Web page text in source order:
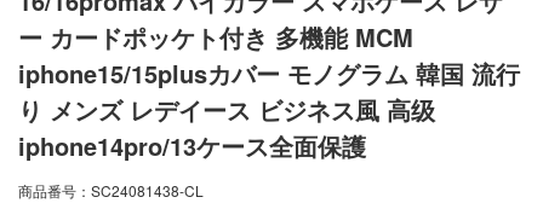
ー カードポッケト付き 多機能 MCM
iphone15/15plusカバー モノグラム 韓国 流行
り メンズ レデイース ビジネス風 高级
iphone14pro/13ケース全面保護
商品番号： SC24081438-CL